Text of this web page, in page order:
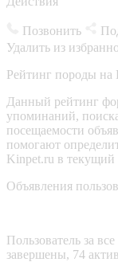
Позвонить
Удалить из
Рейтинг породы на
Данный рейтинг
упоминаний,
посещаемости
помогают
Kinpet.ru в текущий
Объявления
Пользователь за
завершены, 74